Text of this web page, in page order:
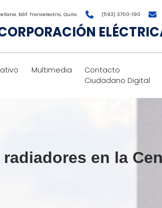
Edif. Transelectric, Quito. (593) 3700-190
Multimedia
Contacto
Ciudadano Digital
en la